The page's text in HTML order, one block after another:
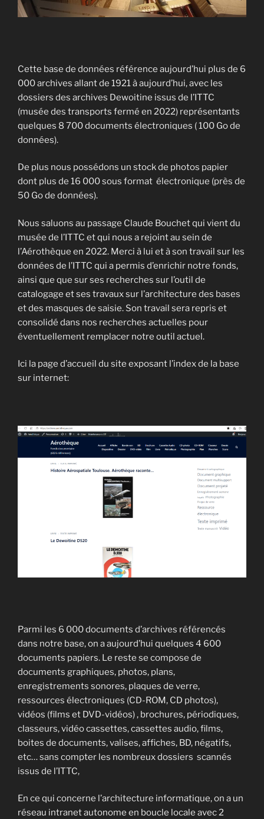
Cette base de données référence aujourd’hui plus de 6
000 archives allant de 1921 à aujourd’hui, avec les
dossiers des archives Dewoitine issus de l’ITTC
(musée des transports fermé en 2022) représentants
quelques 8 700 documents électroniques ( 100 Go de
données).
De plus nous possédons un stock de photos papier
dont plus de 16 000 sous format électronique (près de
50 Go de données).
Nous saluons au passage Claude Bouchet qui vient du
musée de l’ITTC et qui nous a rejoint au sein de
l’Aérothèque en 2022. Merci à lui et à son travail sur les
données de l’ITTC qui a permis d’enrichir notre fonds,
ainsi que que sur ses recherches sur l’outil de
catalogage et ses travaux sur l’architecture des bases
et des masques de saisie. Son travail sera repris et
consolidé dans nos recherches actuelles pour
éventuellement remplacer notre outil actuel.
Ici la page d’accueil du site exposant l’index de la base
sur internet:
Parmi les 6 000 documents d’archives référencés
dans notre base, on a aujourd’hui quelques 4 600
documents papiers. Le reste se compose de
documents graphiques, photos, plans,
enregistrements sonores, plaques de verre,
ressources électroniques (CD-ROM, CD photos),
vidéos (films et DVD-vidéos) , brochures, périodiques,
classeurs, vidéo cassettes, cassettes audio, films,
boites de documents, valises, affiches, BD, négatifs,
etc… sans compter les nombreux dossiers scannés
issus de l’ITTC,
En ce qui concerne l’architecture informatique, on a un
réseau intranet autonome en boucle locale avec 2